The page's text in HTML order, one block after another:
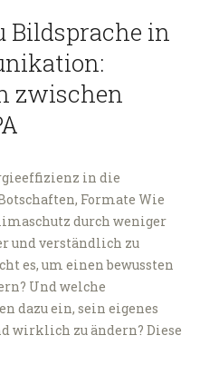
Bildsprache in
zwischen
in die
Formate Wie
durch weniger
und verständlich zu
es, um einen bewussten
Und welche
dazu ein, sein eigenes
wirklich zu ändern? Diese